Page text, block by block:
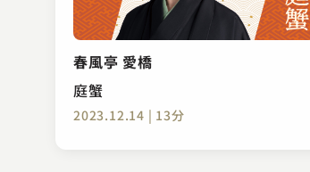
春風亭 愛橋
庭蟹
2023.12.14 | 13分